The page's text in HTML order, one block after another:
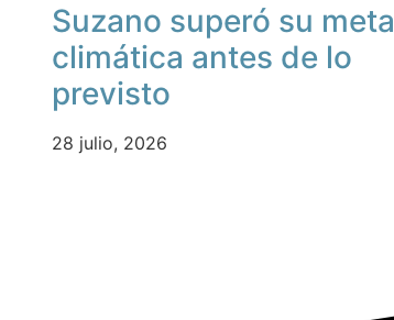
Suzano superó su meta
climática antes de lo
previsto
28 julio, 2026